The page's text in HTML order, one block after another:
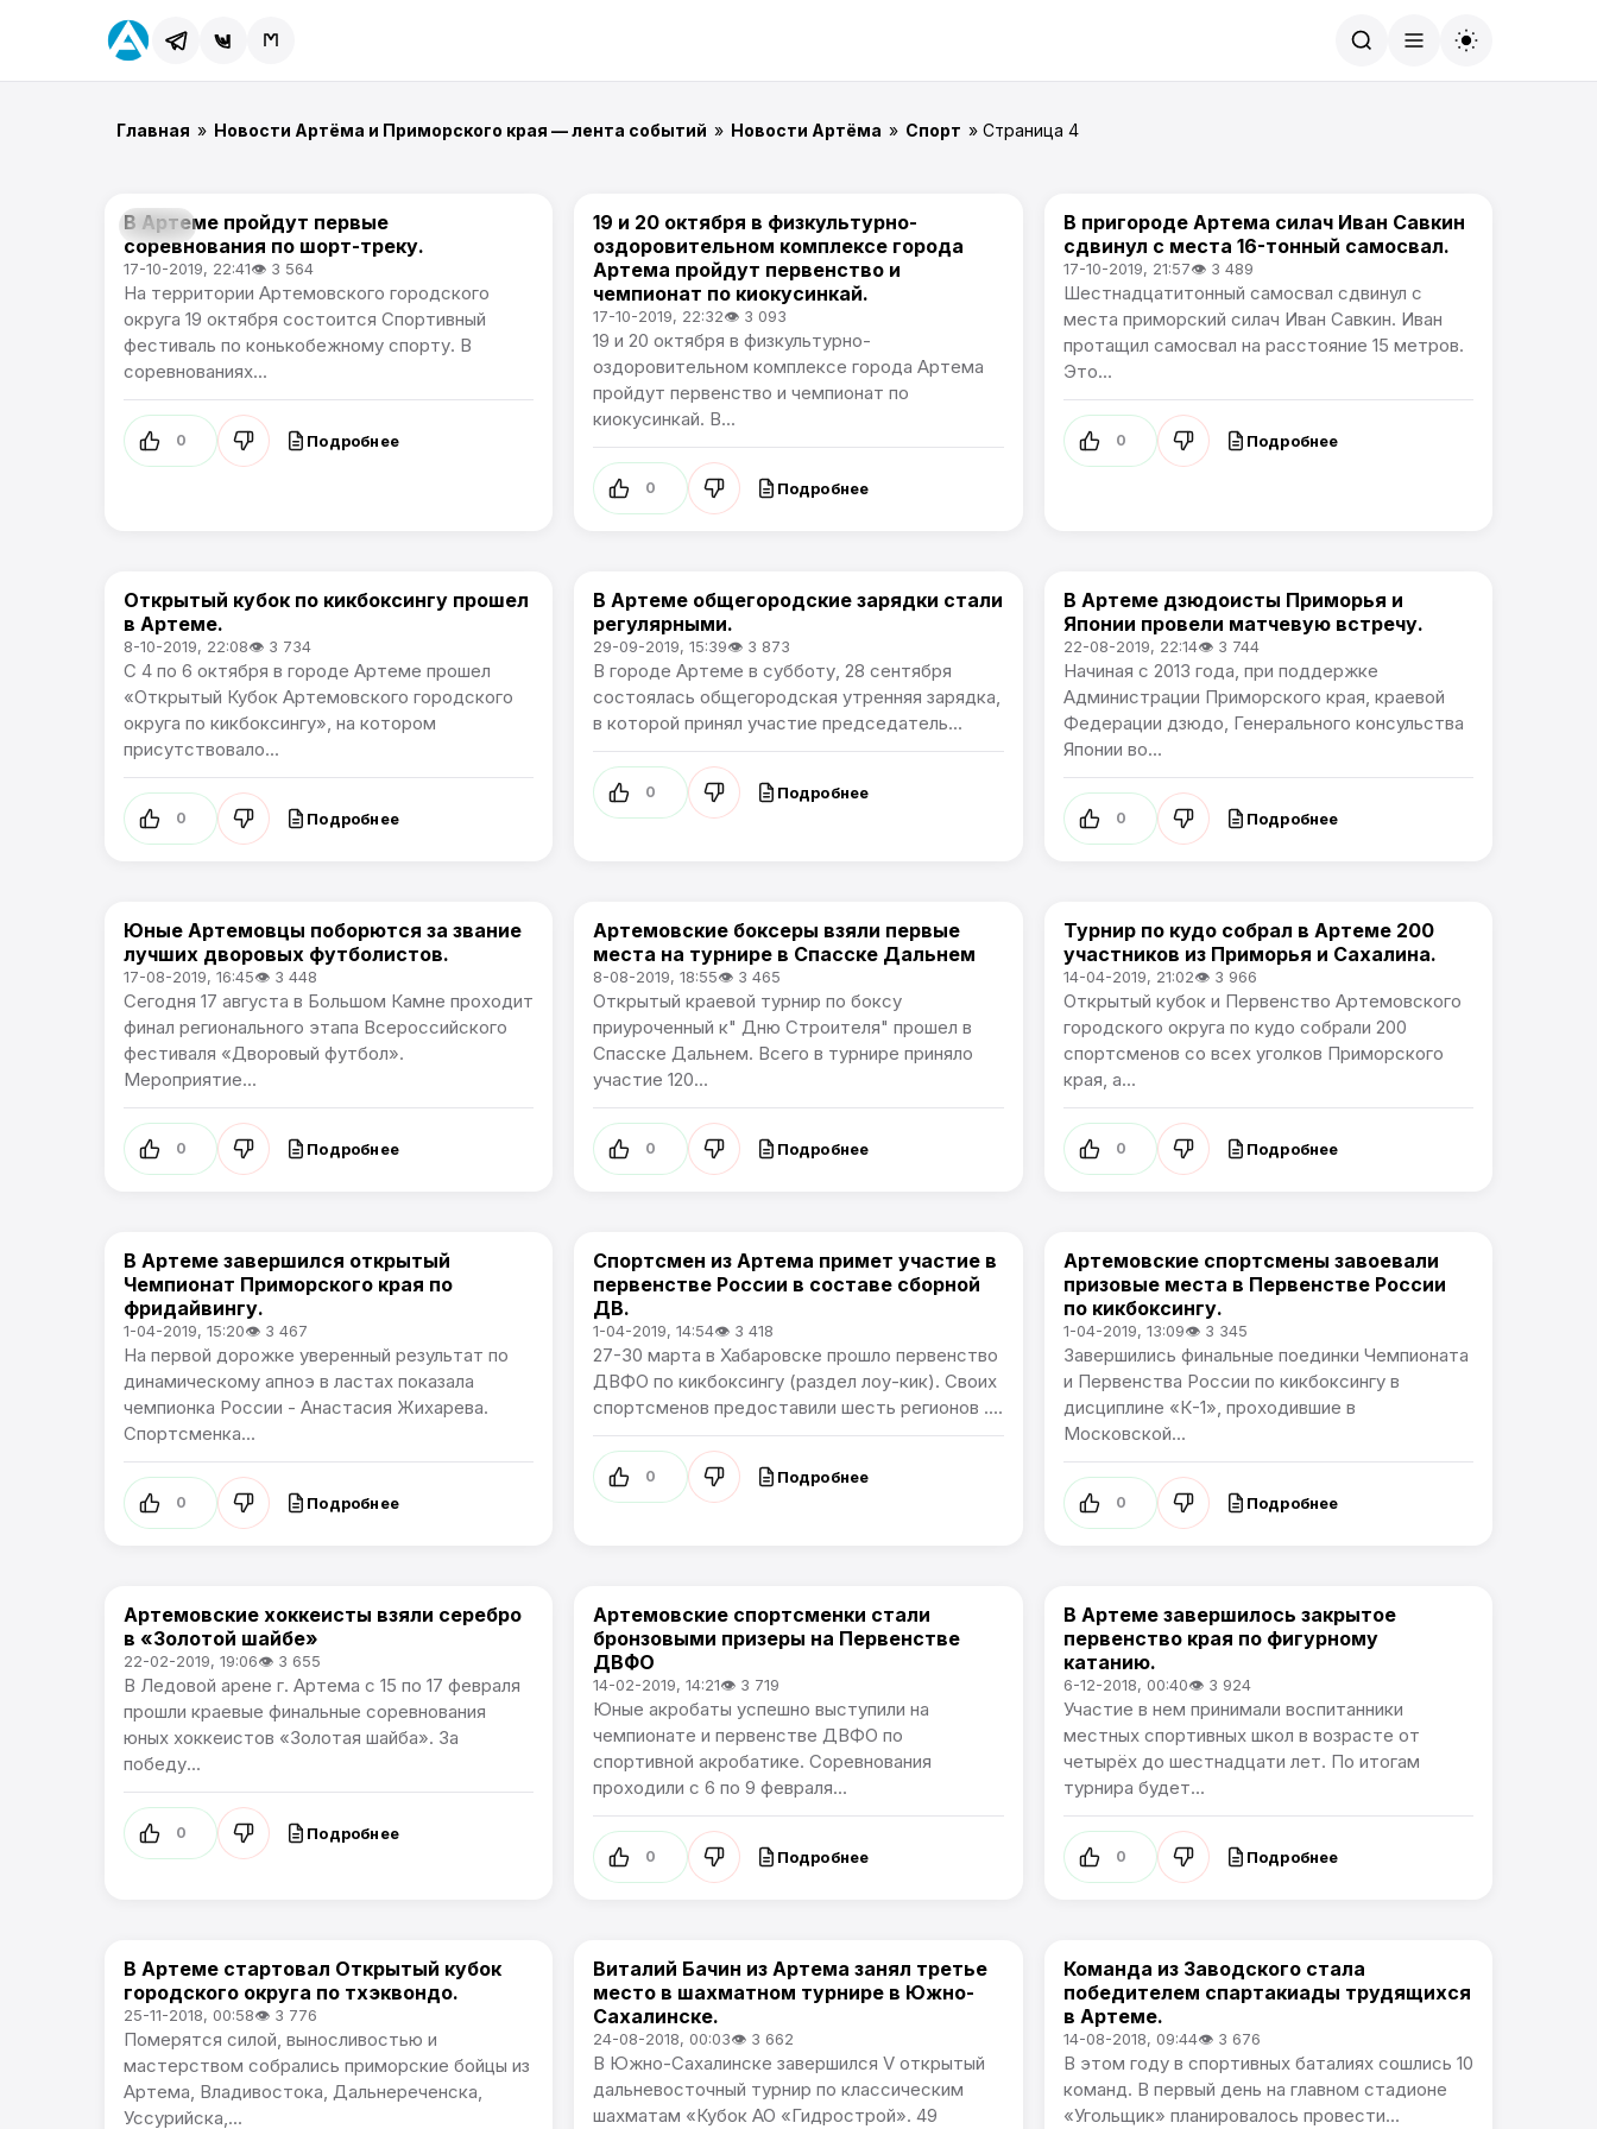
Главная » Новости Артёма и Приморского края — лента событий » Новости Артёма » Спорт » Страница 4
Спорт
В Артеме пройдут первые
соревнования по шорт-треку.
17-10-2019, 22:41👁 3 564
На территории Артемовского городского
округа 19 октября состоится Спортивный
фестиваль по конькобежному спорту. В
соревнованиях...
0 Подробнее
Спорт
19 и 20 октября в физкультурно-
оздоровительном комплексе города
Артема пройдут первенство и
чемпионат по киокусинкай.
17-10-2019, 22:32👁 3 093
19 и 20 октября в физкультурно-
оздоровительном комплексе города Артема
пройдут первенство и чемпионат по
киокусинкай. В...
0 Подробнее
Спорт
В пригороде Артема силач Иван Савкин
сдвинул с места 16-тонный самосвал.
17-10-2019, 21:57👁 3 489
Шестнадцатитонный самосвал сдвинул с
места приморский силач Иван Савкин. Иван
протащил самосвал на расстояние 15 метров.
Это...
0 Подробнее
Спорт
Открытый кубок по кикбоксингу прошел
в Артеме.
8-10-2019, 22:08👁 3 734
С 4 по 6 октября в городе Артеме прошел
«Открытый Кубок Артемовского городского
округа по кикбоксингу», на котором
присутствовало...
0 Подробнее
Спорт
В Артеме общегородские зарядки стали
регулярными.
29-09-2019, 15:39👁 3 873
В городе Артеме в субботу, 28 сентября
состоялась общегородская утренняя зарядка,
в которой принял участие председатель...
0 Подробнее
Спорт
В Артеме дзюдоисты Приморья и
Японии провели матчевую встречу.
22-08-2019, 22:14👁 3 744
Начиная с 2013 года, при поддержке
Администрации Приморского края, краевой
Федерации дзюдо, Генерального консульства
Японии во...
0 Подробнее
Спорт
Юные Артемовцы поборются за звание
лучших дворовых футболистов.
17-08-2019, 16:45👁 3 448
Сегодня 17 августа в Большом Камне проходит
финал регионального этапа Всероссийского
фестиваля «Дворовый футбол».
Мероприятие...
0 Подробнее
Спорт
Артемовские боксеры взяли первые
места на турнире в Спасске Дальнем
8-08-2019, 18:55👁 3 465
Открытый краевой турнир по боксу
приуроченный к" Дню Строителя" прошел в
Спасске Дальнем. Всего в турнире приняло
участие 120...
0 Подробнее
Спорт
Турнир по кудо собрал в Артеме 200
участников из Приморья и Сахалина.
14-04-2019, 21:02👁 3 966
Открытый кубок и Первенство Артемовского
городского округа по кудо собрали 200
спортсменов со всех уголков Приморского
края, а...
0 Подробнее
Спорт
В Артеме завершился открытый
Чемпионат Приморского края по
фридайвингу.
1-04-2019, 15:20👁 3 467
На первой дорожке уверенный результат по
динамическому апноэ в ластах показала
чемпионка России - Анастасия Жихарева.
Спортсменка...
0 Подробнее
Спорт
Спортсмен из Артема примет участие в
первенстве России в составе сборной
ДВ.
1-04-2019, 14:54👁 3 418
27-30 марта в Хабаровске прошло первенство
ДВФО по кикбоксингу (раздел лоу-кик). Своих
спортсменов предоставили шесть регионов ....
0 Подробнее
Спорт
Артемовские спортсмены завоевали
призовые места в Первенстве России
по кикбоксингу.
1-04-2019, 13:09👁 3 345
Завершились финальные поединки Чемпионата
и Первенства России по кикбоксингу в
дисциплине «К-1», проходившие в
Московской...
0 Подробнее
Спорт
Артемовские хоккеисты взяли серебро
в «Золотой шайбе»
22-02-2019, 19:06👁 3 655
В Ледовой арене г. Артема с 15 по 17 февраля
прошли краевые финальные соревнования
юных хоккеистов «Золотая шайба». За
победу...
0 Подробнее
Спорт
Артемовские спортсменки стали
бронзовыми призеры на Первенстве
ДВФО
14-02-2019, 14:21👁 3 719
Юные акробаты успешно выступили на
чемпионате и первенстве ДВФО по
спортивной акробатике. Соревнования
проходили с 6 по 9 февраля...
0 Подробнее
Спорт
В Артеме завершилось закрытое
первенство края по фигурному
катанию.
6-12-2018, 00:40👁 3 924
Участие в нем принимали воспитанники
местных спортивных школ в возрасте от
четырёх до шестнадцати лет. По итогам
турнира будет...
0 Подробнее
Спорт
В Артеме стартовал Открытый кубок
городского округа по тхэквондо.
25-11-2018, 00:58👁 3 776
Померятся силой, выносливостью и
мастерством собрались приморские бойцы из
Артема, Владивостока, Дальнереченска,
Уссурийска,...
Спорт
Виталий Бачин из Артема занял третье
место в шахматном турнире в Южно-
Сахалинске.
24-08-2018, 00:03👁 3 662
В Южно-Сахалинске завершился V открытый
дальневосточный турнир по классическим
шахматам «Кубок АО «Гидрострой». 49
Спорт
Команда из Заводского стала
победителем спартакиады трудящихся
в Артеме.
14-08-2018, 09:44👁 3 676
В этом году в спортивных баталиях сошлись 10
команд. В первый день на главном стадионе
«Угольщик» планировалось провести...